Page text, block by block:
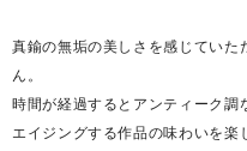
真鍮の無垢の美しさを感じていた
ん。
時間が経過するとアンティーク調
エイジングする作品の味わいを楽